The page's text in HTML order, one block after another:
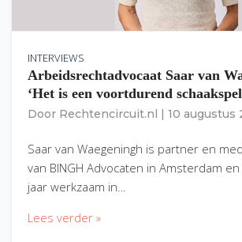
INTERVIEWS
Arbeidsrechtadvocaat Saar van
‘Het is een voortdurend
Door Rechtencircuit.nl 10 augustus
Saar van Waegeningh is partner en
van BINGH Advocaten in Amsterdam
jaar werkzaam in…
Lees verder »